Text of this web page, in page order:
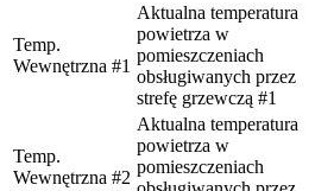
Temp.
Wewnętrzna #1
Aktualna temperatura
powietrza w
pomieszczeniach
obsługiwanych przez
strefę grzewczą #1
Temp.
Wewnętrzna #2
Aktualna temperatura
powietrza w
pomieszczeniach